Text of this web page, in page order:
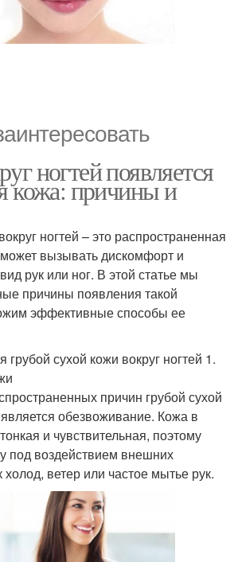
ногтей появляется
кожа: причины и
ногтей – это распространенная
вызывать дискомфорт и
рук или ног. В этой статье мы
причины появления такой
эффективные способы ее
сухой кожи вокруг ногтей 1.
причин грубой сухой
является обезвоживание. Кожа в
и чувствительная, поэтому
под воздействием внешних
холод, ветер или частое мытье рук.